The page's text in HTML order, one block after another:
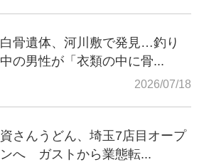
白骨遺体、河川敷で発見…釣り
中の男性が「衣類の中に骨...
2026/07/18
資さんうどん、埼玉7店目オープ
ンへ ガストから業態転...